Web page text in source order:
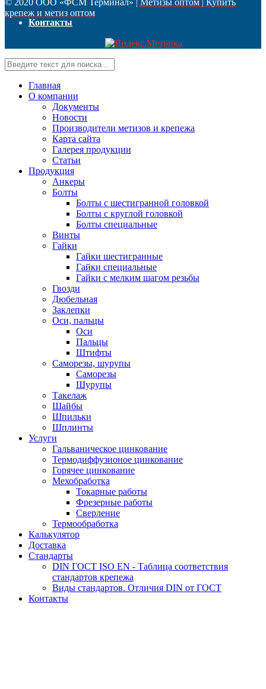
Контакты
© 2020 ООО «ФСМ Терминал»
| Метизы оптом | Купить
крепеж и метиз оптом
Главная
О компании
Документы
Новости
Производители метизов и крепежа
Карта сайта
Галерея продукции
Статьи
Продукция
Анкеры
Болты
Болты с шестигранной головкой
Болты с круглой головкой
Болты специальные
Винты
Гайки
Гайки шестигранные
Гайки специальные
Гайки с мелким шагом резьбы
Гвозди
Дюбельная
Заклепки
Оси, пальцы
Оси
Пальцы
Штифты
Саморезы, шурупы
Саморезы
Шурупы
Такелаж
Шайбы
Шпильки
Шплинты
Услуги
Гальваническое цинкование
Термодиффузионое цинкование
Горячее цинкование
Мехобработка
Токарные работы
Фрезерные работы
Сверление
Термообработка
Калькулятор
Доставка
Стандарты
DIN ГОСТ ISO EN - Таблица соответствия
стандартов крепежа
Виды стандартов. Отличия DIN от ГОСТ
Контакты